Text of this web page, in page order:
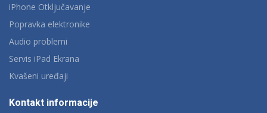
iPhone Otključavanje
Popravka elektronike
Audio problemi
Servis iPad Ekrana
Kvašeni uređaji
Kontakt informacije